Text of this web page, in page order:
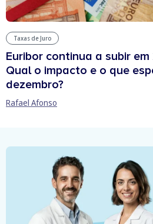
Taxas de Juro
Euribor continua a subir em
Qual o impacto e o que
dezembro?
Rafael Afonso